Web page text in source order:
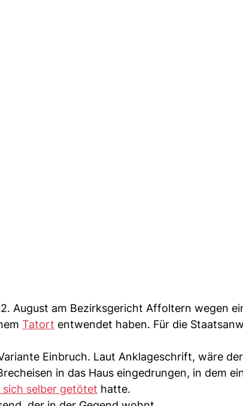
August am Bezirksgericht Affoltern wegen
Tatort entwendet haben. Für die
Einbruch. Laut Anklageschrift, wäre der
in das Haus eingedrungen, in dem
selber getötet hatte.